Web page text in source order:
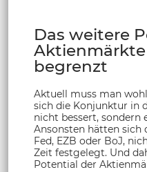
Das weitere
begrenzt
Aktuell muss man
sich die Konjunktur in
nicht bessert, sondern
Ansonsten hätten sich
Fed, EZB oder BoJ,
Zeit festgelegt. Und
Potential der